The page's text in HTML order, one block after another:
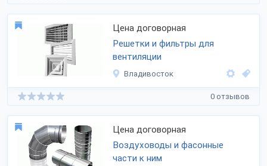
Цена договорная
Решетки и фильтры для
вентиляции
Владивосток
0 отзывов
Цена договорная
Воздуховоды и фасонные
части к ним